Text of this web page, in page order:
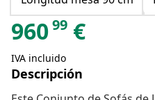
96099 €
IVA incluido
Descripción